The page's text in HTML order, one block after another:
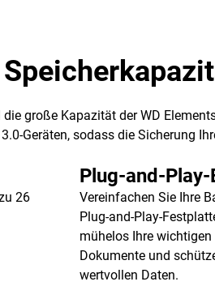
große Kapazität der WD
Geräten, sodass die Sicherung
26
Plug-and-
Vereinfachen Sie Ihre
Plug-and-Play-
mühelos Ihre wichtigen
Dokumente und
wertvollen Daten.